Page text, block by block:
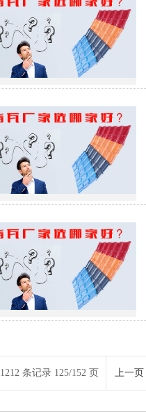
1212 条记录 125/152 页 上一页